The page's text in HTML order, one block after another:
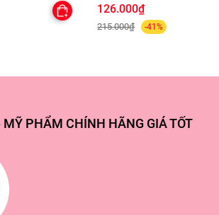
126.000₫
215.000₫ -41%
PHẨM CHÍNH HÃNG GIÁ TỐT